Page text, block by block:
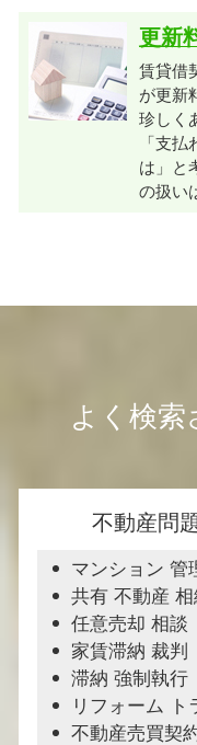
更新
賃貸借
が更新
珍しく
「支
は」と
の扱い
よく検索
不動産問
マンション 管
共有 不動産 相
任意売却 相談
家賃滞納 裁判
滞納 強制執行
リフォーム ト
不動産売買契